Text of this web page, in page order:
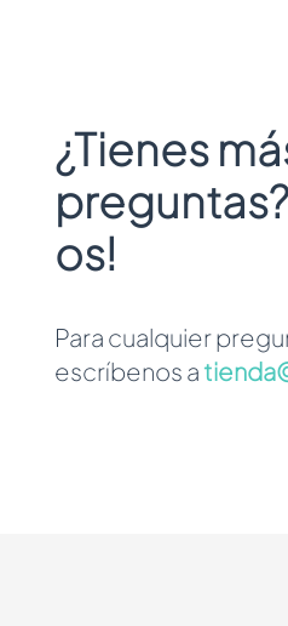
¿Tienes
os!
Para cualquier
escríbenos a